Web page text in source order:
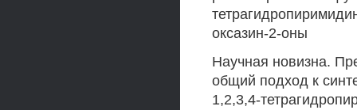
оксазин-2-оны
Научная новизна.
общий подход к
1,2,3,4-